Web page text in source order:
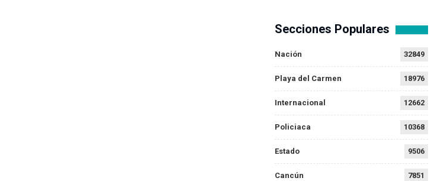
Secciones Populares
Nación 32849
Playa del Carmen 18976
Internacional 12662
Policiaca 10368
Estado 9506
Cancún 7851